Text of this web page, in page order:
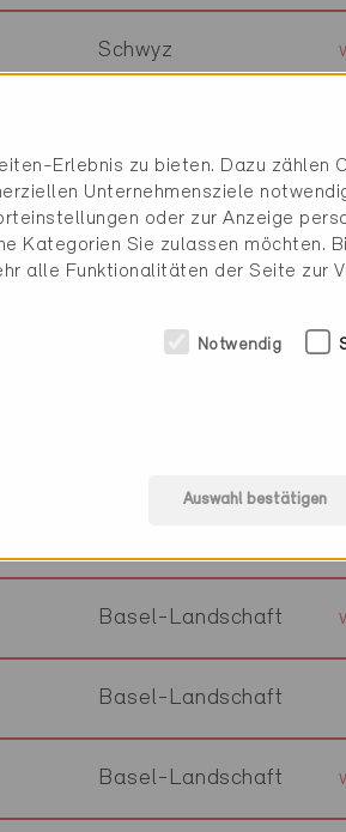
Schwyz
Genf
Basel-Landschaft
Basel-Landschaft
Basel-Landschaft
Erlebnis zu bieten. Dazu zählen
Unternehmensziele
oder zur Anzeige
Kategorien Sie zulassen möchten.
alle Funktionalitäten der Seite zur
Notwendig
Auswahl bestätigen